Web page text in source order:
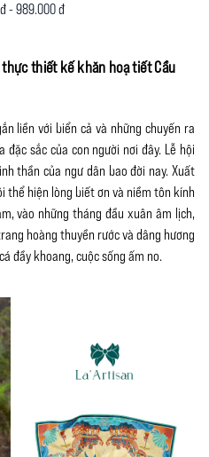
- 989.000 đ
thiết kế khăn hoạ tiết Cầu
liền với biển cả và những chuyến ra
đặc sắc của con người nơi đây. Lễ hội
thần của ngư dân bao đời nay. Xuất
thể hiện lòng biết ơn và niềm tôn kính
vào những tháng đầu xuân âm lịch,
hoàng thuyền rước và dâng hương
đầy khoang, cuộc sống ấm no.